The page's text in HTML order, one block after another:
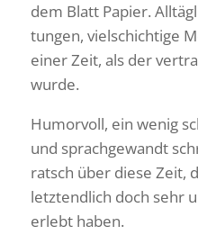
dem Blatt Papier.
tungen, viel­schich­tige
einer Zeit, als der
wurde.
Humor­voll, ein wenig
und sprach­ge­wandt
ratsch über diese Zeit,
letzt­end­lich doch sehr
erlebt haben.